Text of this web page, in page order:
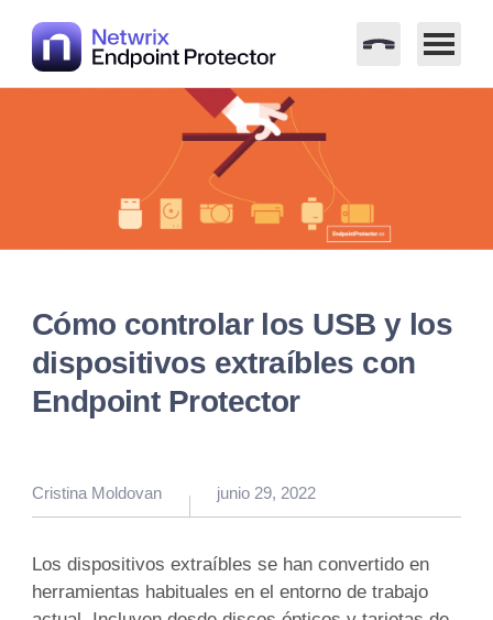
Cómo controlar los USB y los
dispositivos extraíbles con
Endpoint Protector
Publicado
por
Cristina Moldovan junio 29, 2022
Los dispositivos extraíbles se han convertido en
herramientas habituales en el entorno de trabajo